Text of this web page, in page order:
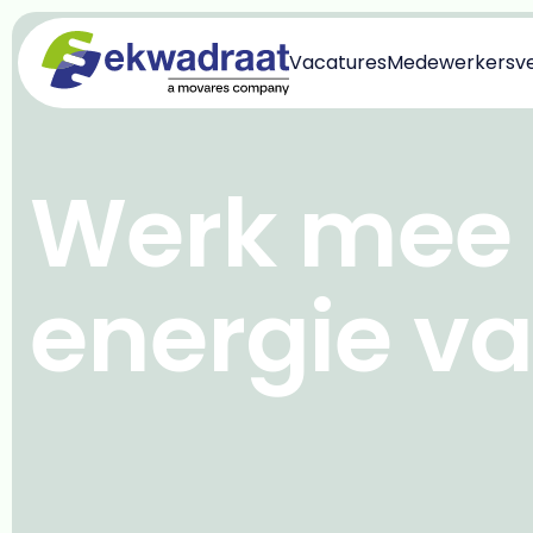
Vacatures
Werk
energie